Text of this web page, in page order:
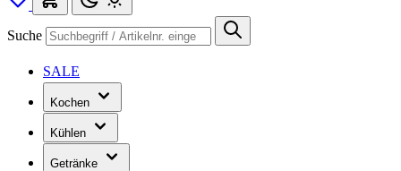
Suche
SALE
Kochen
Kühlen
Getränke